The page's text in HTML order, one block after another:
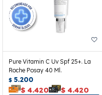
Pure Vitamin C Uv Spf 25+. La
Roche Posay 40 Ml.
$ 5.200
$ 4.420 $ 4.420